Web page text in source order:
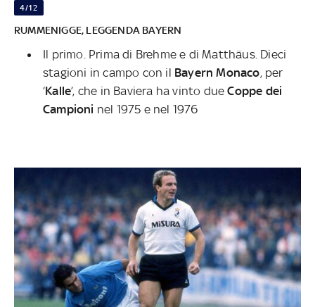
4/12
RUMMENIGGE, LEGGENDA BAYERN
Il primo. Prima di Brehme e di Matthäus. Dieci
stagioni in campo con il Bayern Monaco, per
‘Kalle’, che in Baviera ha vinto dueCoppe dei
Campioni nel 1975 e nel 1976